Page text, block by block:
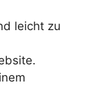
leicht zu